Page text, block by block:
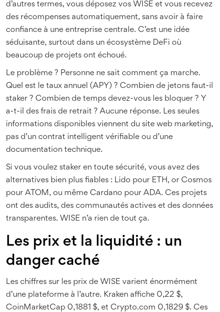
d’autres termes, vous déposez vos WISE et vous recevez
des récompenses automatiquement, sans avoir à faire
confiance à une entreprise centrale. C’est une idée
séduisante, surtout dans un écosystème DeFi où
beaucoup de projets ont échoué.
Le problème ? Personne ne sait comment ça marche.
Quel est le taux annuel (APY) ? Combien de jetons faut-il
staker ? Combien de temps devez-vous les bloquer ? Y
a-t-il des frais de retrait ? Aucune réponse. Les seules
informations disponibles viennent du site web marketing,
pas d’un contrat intelligent vérifiable ou d’une
documentation technique.
Si vous voulez staker en toute sécurité, vous avez des
alternatives bien plus fiables : Lido pour ETH, or Cosmos
pour ATOM, ou même Cardano pour ADA. Ces projets
ont des audits, des communautés actives et des données
transparentes. WISE n’a rien de tout ça.
Les prix et la liquidité : un
danger caché
Les chiffres sur les prix de WISE varient énormément
d’une plateforme à l’autre. Kraken affiche 0,22 $,
CoinMarketCap 0,1881 $, et Crypto.com 0,1829 $. Ces